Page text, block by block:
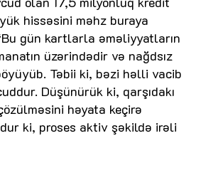
hissəsini məhz buraya
gün kartlarla əməliyyatların
üzərindədir və nağdsız
Təbii ki, bəzi həlli vacib
Düşünürük ki, qarşıdakı
həyata keçirə
ki, proses aktiv şəkildə irəli